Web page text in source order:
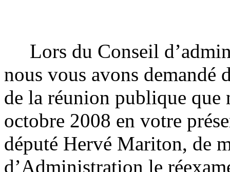
Lors du Conseil
nous vous avons demandé
de la réunion publique que
octobre 2008 en votre
député Hervé Mariton, de
d’Administration le